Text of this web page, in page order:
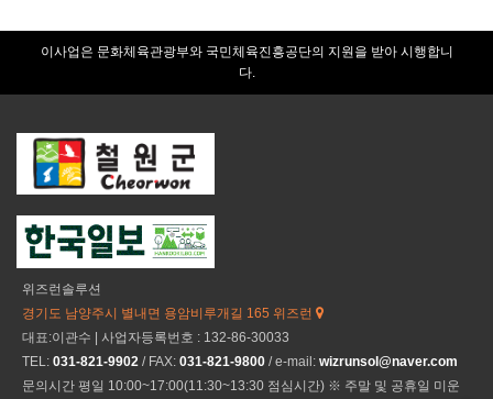
이사업은 문화체육관광부와 국민체육진흥공단의 지원을 받아 시행합니
다.
위즈런솔루션
경기도 남양주시 별내면 용암비루개길 165 위즈런
대표:이관수 | 사업자등록번호 : 132-86-30033
TEL: 031-821-9902 / FAX: 031-821-9800 / e-mail: wizrunsol@naver.com
문의시간 평일 10:00~17:00(11:30~13:30 점심시간) ※ 주말 및 공휴일 미운